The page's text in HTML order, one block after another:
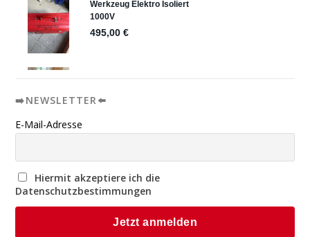
➡️NEWSLETTER⬅️
E-Mail-Adresse
Hiermit akzeptiere ich die
Datenschutzbestimmungen